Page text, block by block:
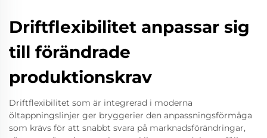
Driftflexibilitet anpassar sig
till förändrade
produktionskrav
Driftflexibilitet som är integrerad i moderna
öltappningslinjer ger bryggerier den anpassningsförmåga
som krävs för att snabbt svara på marknadsförändringar,